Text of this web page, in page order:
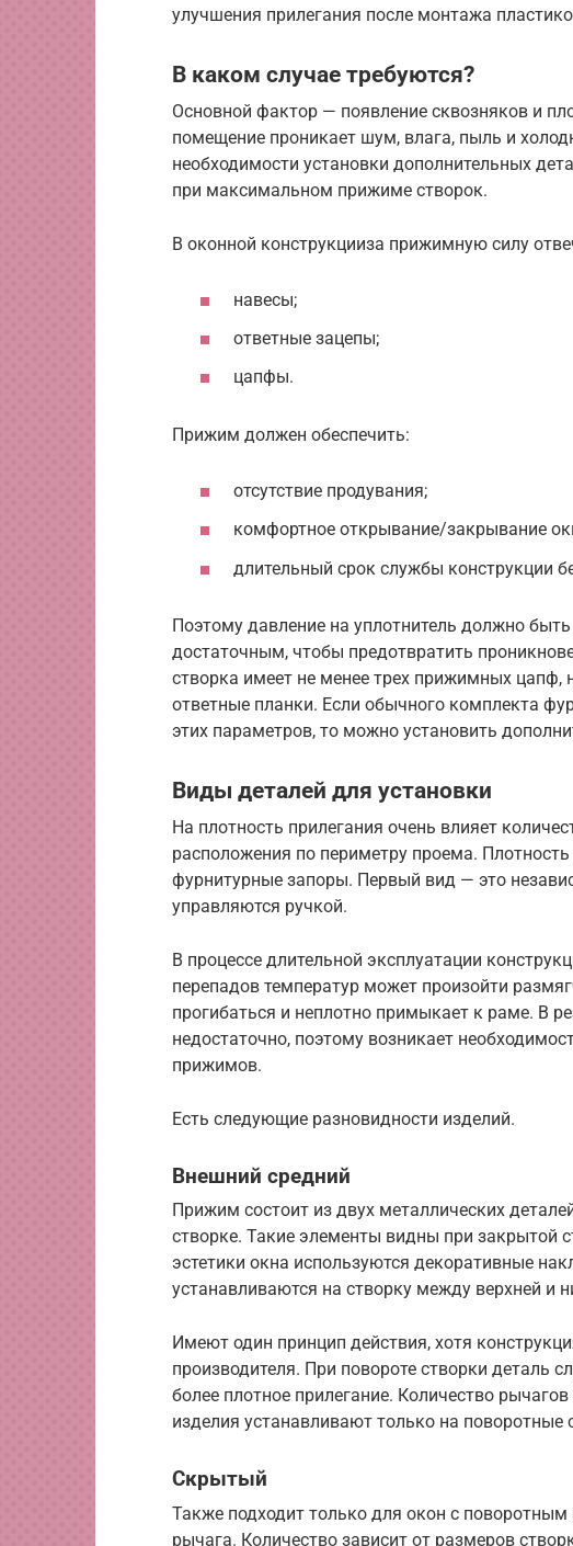
улучшения прилегания после монтажа
В каком случае требуются?
Основной фактор — появление сквозняков и
помещение проникает шум, влага, пыль и
необходимости установки дополнительных
при максимальном прижиме створок.
В оконной конструкцииза прижимную силу
навесы;
ответные зацепы;
цапфы.
Прижим должен обеспечить:
отсутствие продувания;
комфортное открывание/закрывание
длительный срок службы конструкции
Поэтому давление на уплотнитель должно
достаточным, чтобы предотвратить
створка имеет не менее трех прижимных цапф,
ответные планки. Если обычного комплекта
этих параметров, то можно установить
Виды деталей для установки
На плотность прилегания очень влияет
расположения по периметру проема.
фурнитурные запоры. Первый вид — это
управляются ручкой.
В процессе длительной эксплуатации
перепадов температур может произойти
прогибаться и неплотно примыкает к раме. В
недостаточно, поэтому возникает
прижимов.
Есть следующие разновидности изделий.
Внешний средний
Прижим состоит из двух металлических
створке. Такие элементы видны при закрытой
эстетики окна используются декоративные
устанавливаются на створку между верхней и
Имеют один принцип действия, хотя
производителя. При повороте створки деталь
более плотное прилегание. Количество
изделия устанавливают только на поворотные
Скрытый
Также подходит только для окон с
рычага. Количество зависит от размеров